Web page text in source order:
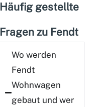
Häufig gestellte
Fragen zu Fendt
Wo werden
Fendt
Wohnwagen
gebaut und wer